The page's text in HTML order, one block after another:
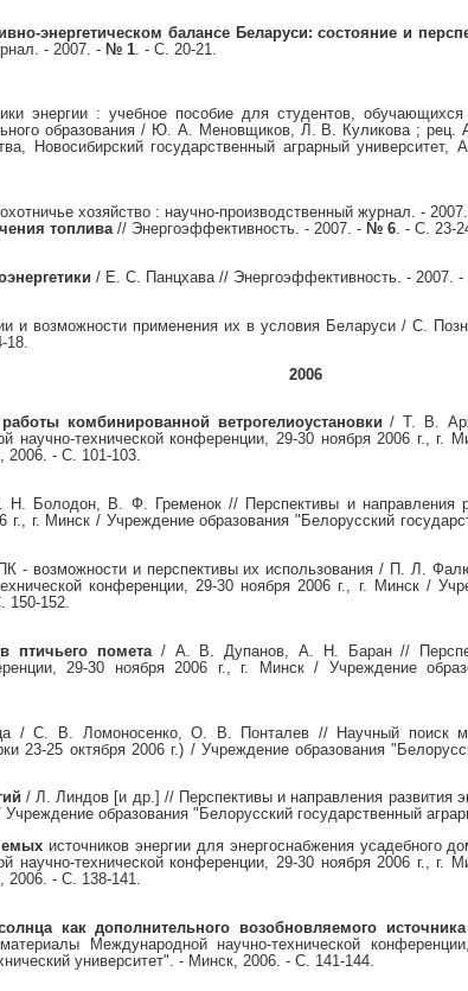
энергетическом балансе Беларуси: состояние и
- 2007. - № 1. - С. 20-21.
энергии : учебное пособие для студентов,
образования / Ю. А. Меновщиков, Л. В. Куликова ; рец.
Новосибирский государственный аграрный
хозяйство : научно-производственный журнал. -
топлива// Энергоэффективность. - 2007. - № 6. - С. 23-
/ Е. С. Панцхава // Энергоэффективность. - 2007. -
и возможности применения их в условия Беларуси / С.
2006
комбинированной ветрогелиоустановки / Т. В.
технической конференции, 29-30 ноября 2006 г., г.
2006. - С. 101-103.
Болодон, В. Ф. Гременок // Перспективы и направления
г., г. Минск / Учреждение образования "Белорусский
- возможности и перспективы их использования / П. Л.
конференции, 29-30 ноября 2006 г., г. Минск /
150-152.
птичьего помета / А. В. Дупанов, А. Н. Баран //
29-30 ноября 2006 г., г. Минск / Учреждение
/ С. В. Ломоносенко, О. В. Понталев // Научный
23-25 октября 2006 г.) / Учреждение образования
/ Л. Линдов [и др.] // Перспективы и направления развития
образования "Белорусский государственный
источников энергии для энергоснабжения
технической конференции, 29-30 ноября 2006 г., г.
2006. - С. 138-141.
как дополнительного возобновляемого источника
Международной научно-технической
университет". - Минск, 2006. - С. 141-144.